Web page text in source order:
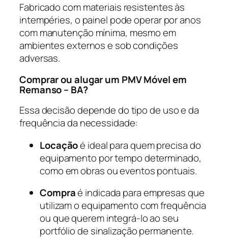
Fabricado com materiais resistentes às
intempéries, o painel pode operar por anos
com manutenção mínima, mesmo em
ambientes externos e sob condições
adversas.
Comprar ou alugar um PMV Móvel em
Remanso – BA?
Essa decisão depende do tipo de uso e da
frequência da necessidade:
Locaçãoé ideal para quem precisa do
equipamento por tempo determinado,
como em obras ou eventos pontuais.
Compraé indicada para empresas que
utilizam o equipamento com frequência
ou que querem integrá-lo ao seu
portfólio de sinalização permanente.